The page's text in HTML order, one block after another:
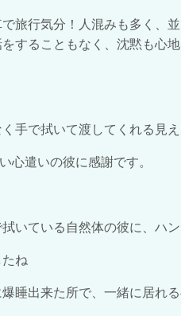
旅行気分！人混みも多く、
することもなく、沈黙も心
手で拭いて渡してくれる見え
心遣いの彼に感謝です。
いている自然体の彼に、ハ
ね
睡出来た所で、一緒に居れ